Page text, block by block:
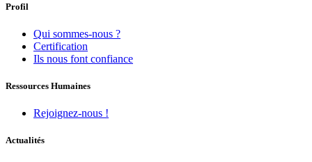
Profil
Qui sommes-nous ?
Certification
Ils nous font confiance
Ressources Humaines
Rejoignez-nous !
Actualités